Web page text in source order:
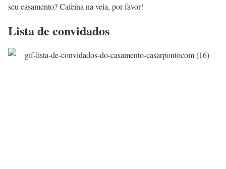
seu casamento? Cafeína na veia, por favor!
Lista de convidados